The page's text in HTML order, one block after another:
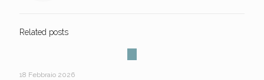
Related posts
18 Febbraio 2026